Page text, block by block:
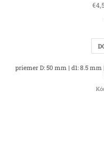
priemer D: 50 mm | d1: 8.5